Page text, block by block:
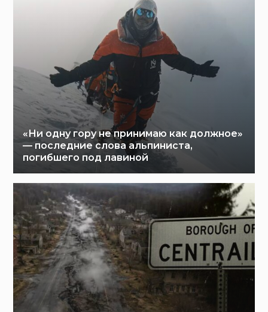
«Ни одну гору не принимаю как должное»
— последние слова альпиниста,
погибшего под лавиной